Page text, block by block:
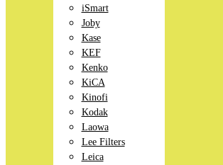
iSmart
Joby
Kase
KEF
Kenko
KiCA
Kinofi
Kodak
Laowa
Lee Filters
Leica